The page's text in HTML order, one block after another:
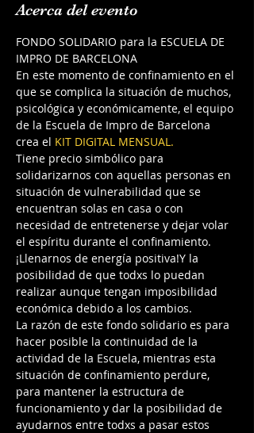
Acerca del evento
FONDO SOLIDARIO para la ESCUELA DE
IMPRO DE BARCELONA
En este momento de confinamiento en el
que se complica la situación de muchos,
psicológica y económicamente, el equipo
de la Escuela de Impro de Barcelona
crea el KIT DIGITAL MENSUAL.
Tiene precio simbólico para
solidarizarnos con aquellas personas en
situación de vulnerabilidad que se
encuentran solas en casa o con
necesidad de entretenerse y dejar volar
el espíritu durante el confinamiento.
¡Llenarnos de energía positiva!Y la
posibilidad de que todxs lo puedan
realizar aunque tengan imposibilidad
económica debido a los cambios.
La razón de este fondo solidario es para
hacer posible la continuidad de la
actividad de la Escuela, mientras esta
situación de confinamiento perdure,
para mantener la estructura de
funcionamiento y dar la posibilidad de
ayudarnos entre todxs a pasar estos